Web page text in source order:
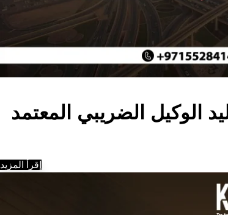
الوكيل الضريبي المعتمد
إقرأ المزيد